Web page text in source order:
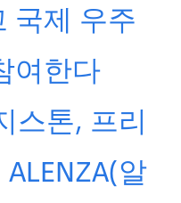
국제 우주
여한다
스톤, 프리
알